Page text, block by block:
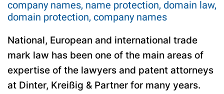
company names, name protection, domain law,
domain protection, company names
National, European and international trade
mark law has been one of the main areas of
expertise of the lawyers and patent attorneys
at Dinter, Kreißig & Partner for many years.